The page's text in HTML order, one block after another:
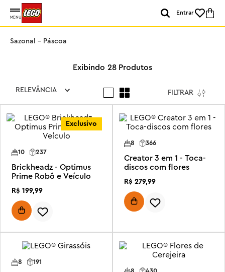
MENU
Entrar
Sazonal - Páscoa
28 Produtos
RELEVÂNCIA FILTRAR
Exclusivo
237
10
Brickheadz - Optimus
Prime Robô e Veículo
R$ 199,99
366
8
Creator 3 em 1 - Toca-
discos com flores
R$ 279,99
191
8